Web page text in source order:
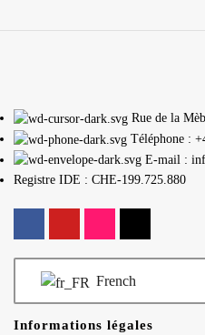
Rue de la
Téléphone :
E-mail :
Registre IDE : CHE-199.725.880
French
Informations légales